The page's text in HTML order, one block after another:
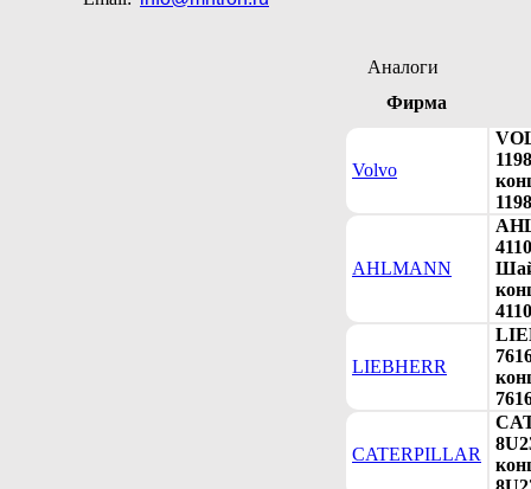
Аналоги
Фирма
Volvo
AHLMANN
LIEBHERR
CATERPILLAR